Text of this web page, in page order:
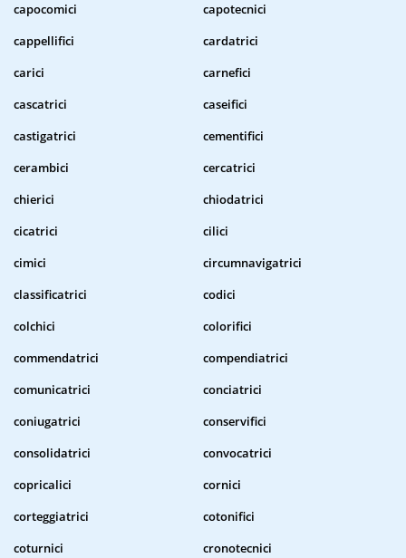
capocomici
capotecnici
cappellifici
cardatrici
carici
carnefici
cascatrici
caseifici
castigatrici
cementifici
cerambici
cercatrici
chierici
chiodatrici
cicatrici
cilici
cimici
circumnavigatrici
classificatrici
codici
colchici
colorifici
commendatrici
compendiatrici
comunicatrici
conciatrici
coniugatrici
conservifici
consolidatrici
convocatrici
copricalici
cornici
corteggiatrici
cotonifici
coturnici
cronotecnici